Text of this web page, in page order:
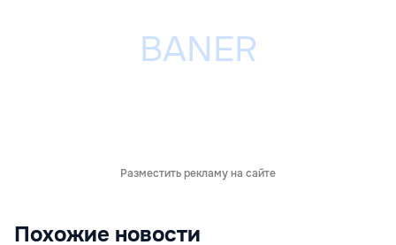
Разместить рекламу на сайте
Похожие новости